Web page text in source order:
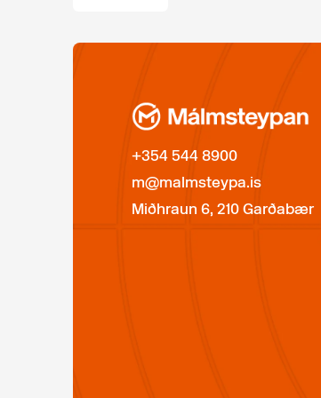
+354 544 8900
m@malmsteypa.is
Miðhraun 6, 210 Garðabær